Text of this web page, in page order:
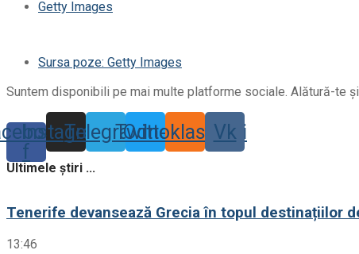
Getty Images
Sursa poze: Getty Images
Suntem disponibili pe mai multe platforme sociale. Alătură-te
f
Instagram
TelegramTwitter
Odnoklassniki
Vk
Ultimele știri ...
Tenerife devansează Grecia în topul destinațiilor
13:46